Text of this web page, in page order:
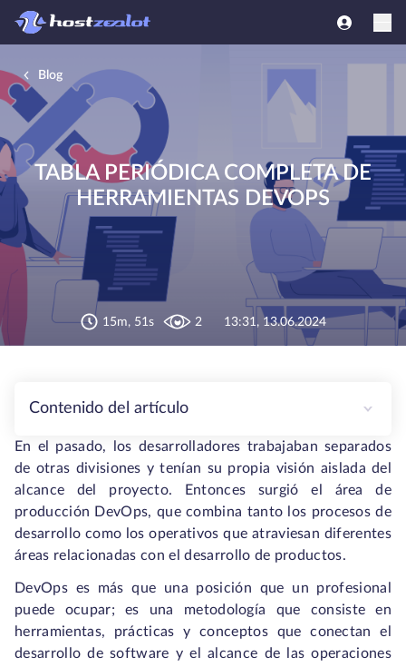
Blog
TABLA PERIÓDICA COMPLETA DE
HERRAMIENTAS DEVOPS
15m, 51s 2 13:31, 13.06.2024
Contenido del artículo
En el pasado, los desarrolladores trabajaban separados
de otras divisiones y tenían su propia visión aislada del
alcance del proyecto. Entonces surgió el área de
producción DevOps, que combina tanto los procesos de
desarrollo como los operativos que atraviesan diferentes
áreas relacionadas con el desarrollo de productos.
DevOps es más que una posición que un profesional
puede ocupar; es una metodología que consiste en
herramientas, prácticas y conceptos que conectan el
desarrollo de software y el alcance de las operaciones